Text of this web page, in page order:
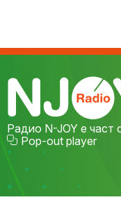
Радио N-JOY е част
Pop-out player